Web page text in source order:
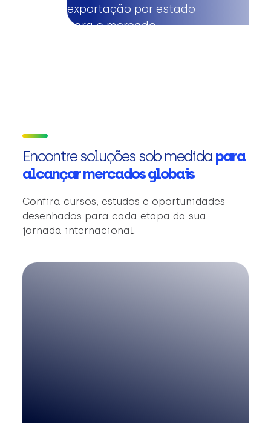
exportação por estado
para o mercado
Encontre soluções sob medidapara
alcançar mercados globais
Confira cursos, estudos e oportunidades
desenhados para cada etapa da sua
jornada internacional.